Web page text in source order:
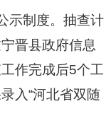
示制度。抽查计
晋县政府信息
作完成后5个工
入“河北省双随